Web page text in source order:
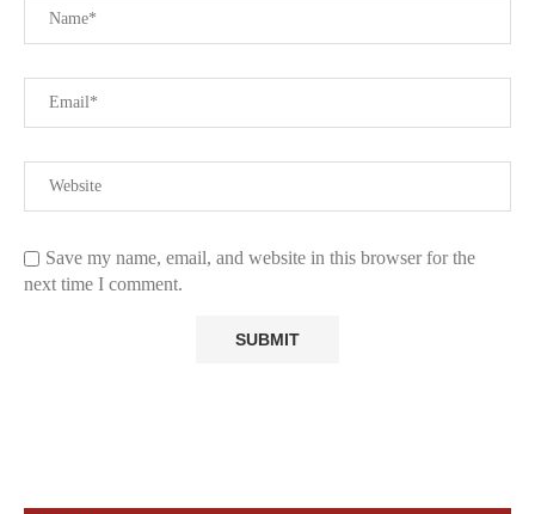
Save my name, email, and website in this browser for the
next time I comment.